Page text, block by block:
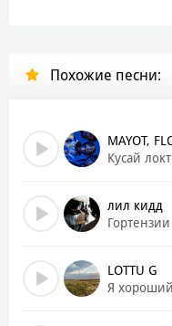
Играю открыто с ней
Любить меня опасно, я
Она не в адеквате,
[Припев: лил кидд]
Ей нравится мой запах
У нее хороший вкус и
Глядя на ее глаза -
Похожие песни:
MAYOT,
Кусай
лил кидд
Гортензии
LOTTU G
Я хороший